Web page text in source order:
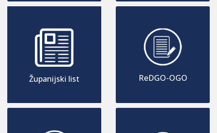
Županijski list ReDGO-OGO